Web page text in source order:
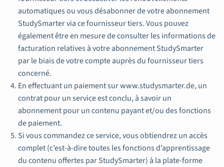
automatiques ou vous désabonner de votre abonnement
StudySmarter via ce fournisseur tiers. Vous pouvez
également être en mesure de consulter les informations de
facturation relatives à votre abonnement StudySmarter
par le biais de votre compte auprès du fournisseur tiers
concerné.
En effectuant un paiement sur www.studysmarter.de, un
contrat pour un service est conclu, à savoir un
abonnement pour un contenu payant et/ou des fonctions
de paiement.
Si vous commandez ce service, vous obtiendrez un accès
complet (c’est-à-dire toutes les fonctions d’apprentissage
du contenu offertes par StudySmarter) à la plate-forme